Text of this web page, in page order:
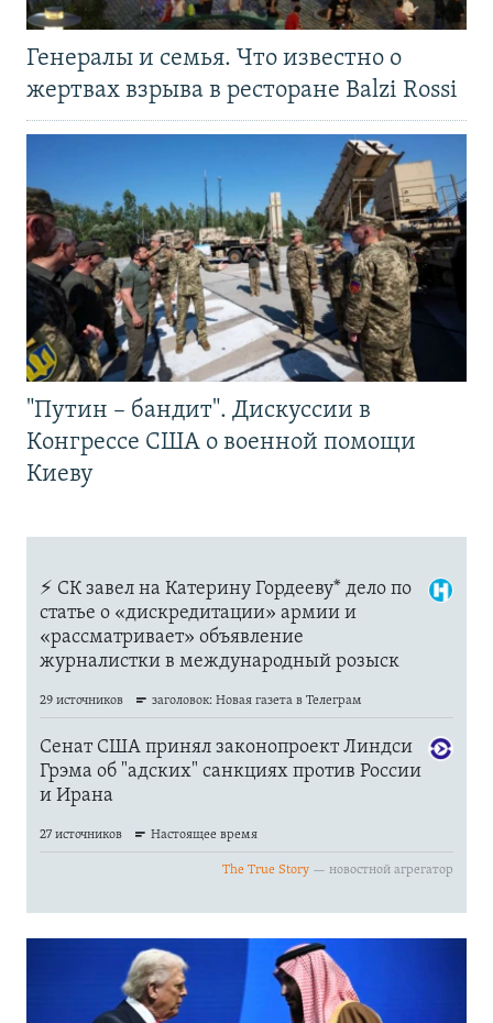
Генералы и семья. Что известно о
жертвах взрыва в ресторане Balzi Rossi
"Путин – бандит". Дискуссии в
Конгрессе США о военной помощи
Киеву